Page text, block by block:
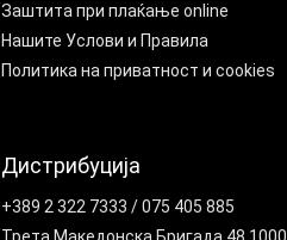
Заштита при плаќање online
Нашите Услови и Правила
Политика на приватност и cookies
Дистрибуција
+389 2 322 7333 / 075 405 885